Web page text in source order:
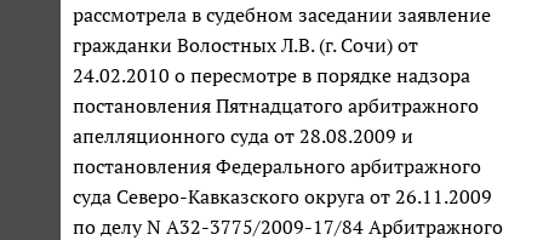
рассмотрела в судебном заседании заявление
гражданки Волостных Л.В. (г. Сочи) от
24.02.2010 о пересмотре в порядке надзора
постановления Пятнадцатого арбитражного
апелляционного суда от 28.08.2009 и
постановления Федерального арбитражного
суда Северо-Кавказского округа от 26.11.2009
по делу N А32-3775/2009-17/84 Арбитражного